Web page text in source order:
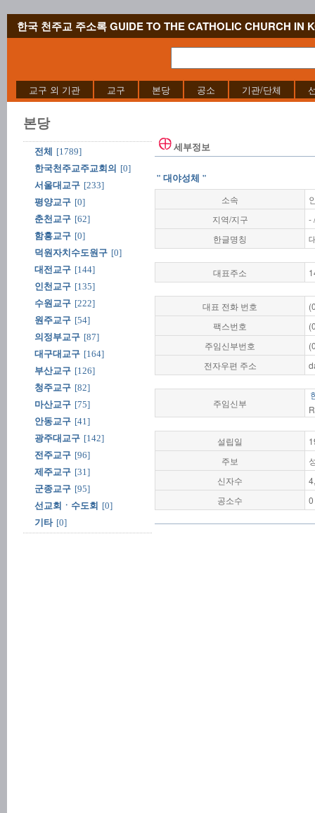
한국 천주교 주소록 GUIDE TO THE CATHOLIC CHURCH IN
교구 외 기관 교구 본당 공소 기관/단체
본당
전체
[1789]
한국천주교주교회의 [0]
서울대교구 [233]
평양교구 [0]
춘천교구 [62]
함흥교구 [0]
덕원자치수도원구 [0]
대전교구 [144]
인천교구 [135]
수원교구 [222]
원주교구 [54]
의정부교구 [87]
대구대교구 [164]
부산교구 [126]
청주교구 [82]
마산교구 [75]
안동교구 [41]
광주대교구 [142]
전주교구 [96]
제주교구 [31]
군종교구 [95]
선교회ㆍ수도회 [0]
기타 [0]
세부정보
" 대야성체 "
소속
지역/지구
-
한글명칭
대표주소
대표 전화 번호
팩스번호
주임신부번호
전자우편 주소
주임신부
설립일
주보
신자수
공소수
0